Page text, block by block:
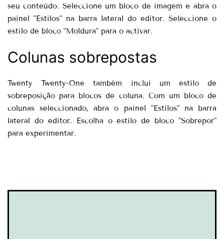
seu conteúdo. Seleccione um bloco de imagem e abra o
painel "Estilos" na barra lateral do editor. Seleccione o
estilo de bloco "Moldura" para o activar.
Colunas sobrepostas
Twenty Twenty-One também inclui um estilo de
sobreposição para blocos de coluna. Com um bloco de
colunas seleccionado, abra o painel "Estilos" na barra
lateral do editor. Escolha o estilo de bloco "Sobrepor"
para experimentar.